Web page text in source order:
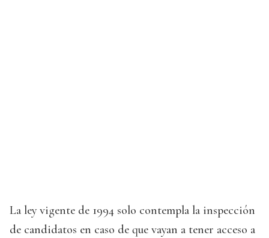
La ley vigente de 1994 solo contempla la inspección
de candidatos en caso de que vayan a tener acceso a